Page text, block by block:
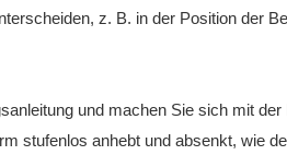
z. B. in der Position der
und machen Sie sich mit
stufenlos anhebt und absenkt, wie